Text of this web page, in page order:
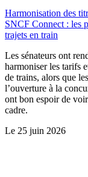
Harmonisation des
SNCF Connect : les
trajets en train
Les sénateurs ont
harmoniser les tarifs
de trains, alors que
l’ouverture à la
ont bon espoir de
cadre.
Le 25 juin 2026